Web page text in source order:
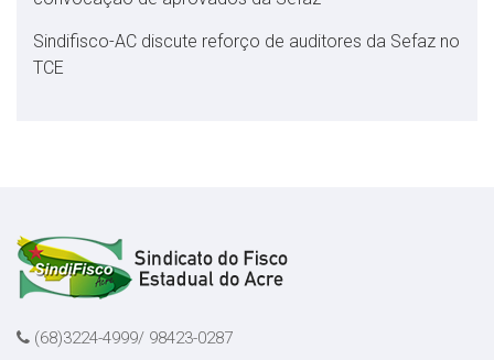
Sindifisco-AC discute reforço de auditores da Sefaz no
TCE
(68)3224-4999/ 98423-0287